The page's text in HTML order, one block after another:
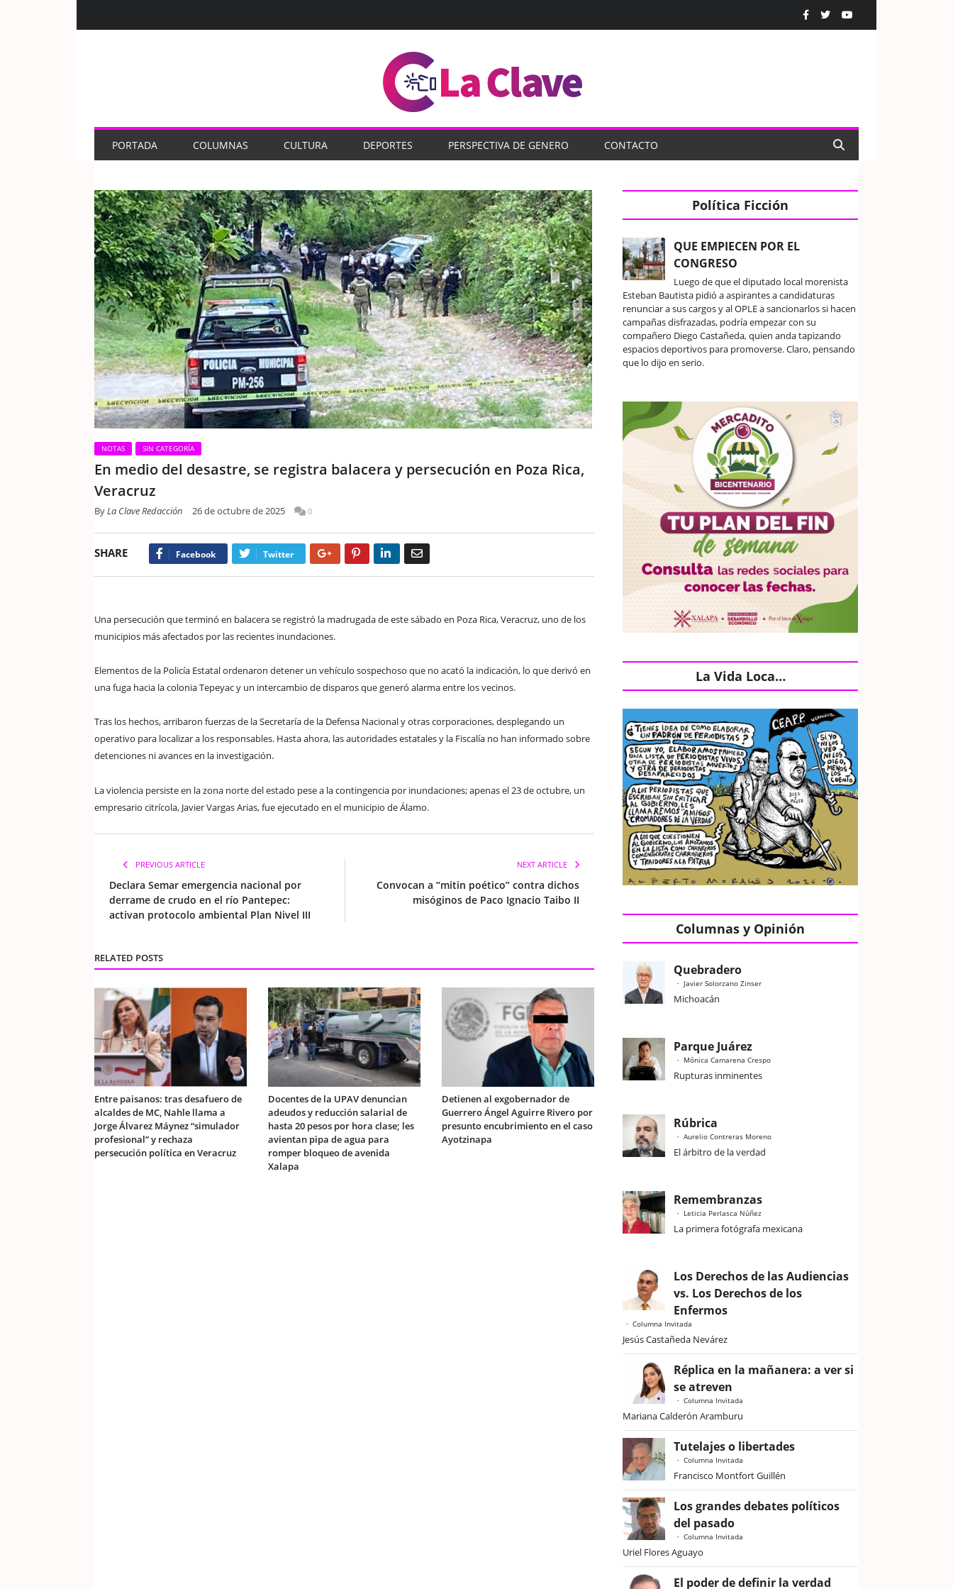
PORTADA COLUMNAS CULTURA DEPORTES PERSPECTIVA DE GENERO CONTACTO
NOTAS SIN CATEGORÍA
En medio del desastre, se registra balacera y persecución en Poza Rica,
Veracruz
ByLa Clave Redacción 26 de octubre de 2025 0
SHARE Facebook Twitter Google+ Pinterest LinkedIn
Una persecución que terminó en balacera se registró la madrugada de este sábado en Poza Rica, Veracruz, uno de los
municipios más afectados por las recientes inundaciones.
Elementos de la Policía Estatal ordenaron detener un vehículo sospechoso que no acató la indicación, lo que derivó en
una fuga hacia la colonia Tepeyac y un intercambio de disparos que generó alarma entre los vecinos.
Tras los hechos, arribaron fuerzas de la Secretaría de la Defensa Nacional y otras corporaciones, desplegando un
operativo para localizar a los responsables. Hasta ahora, las autoridades estatales y la Fiscalía no han informado sobre
detenciones ni avances en la investigación.
La violencia persiste en la zona norte del estado pese a la contingencia por inundaciones; apenas el 23 de octubre, un
empresario citrícola, Javier Vargas Arias, fue ejecutado en el municipio de Álamo.
PREVIOUS ARTICLE
Declara Semar emergencia nacional por
derrame de crudo en el río Pantepec:
activan protocolo ambiental Plan Nivel III
NEXT ARTICLE
Convocan a “mitin poético” contra dichos
misóginos de Paco Ignacio Taibo II
RELATED POSTS
Entre paisanos: tras desafuero de
alcaldes de MC, Nahle llama a
Jorge Álvarez Máynez “simulador
profesional” y rechaza
persecución política en Veracruz
Docentes de la UPAV denuncian
adeudos y reducción salarial de
hasta 20 pesos por hora clase; les
avientan pipa de agua para
romper bloqueo de avenida
Xalapa
Detienen al exgobernador de
Guerrero Ángel Aguirre Rivero por
presunto encubrimiento en el caso
Ayotzinapa
Política Ficción
QUE EMPIECEN POR EL
CONGRESO
Luego de que el diputado local morenista
Esteban Bautista pidió a aspirantes a candidaturas
renunciar a sus cargos y al OPLE a sancionarlos si hacen
campañas disfrazadas, podría empezar con su
compañero Diego Castañeda, quien anda tapizando
espacios deportivos para promoverse. Claro, pensando
que lo dijo en serio.
La Vida Loca…
Columnas y Opinión
Quebradero
Javier Solorzano Zinser
Michoacán
Parque Juárez
Mónica Camarena Crespo
Rupturas inminentes
Rúbrica
Aurelio Contreras Moreno
El árbitro de la verdad
Remembranzas
Leticia Perlasca Núñez
La primera fotógrafa mexicana
Los Derechos de las Audiencias
vs. Los Derechos de los
Enfermos
Columna Invitada
Jesús Castañeda Nevárez
Réplica en la mañanera: a ver si
se atreven
Columna Invitada
Mariana Calderón Aramburu
Tutelajes o libertades
Columna Invitada
Francisco Montfort Guillén
Los grandes debates políticos
del pasado
Columna Invitada
Uriel Flores Aguayo
El poder de definir la verdad